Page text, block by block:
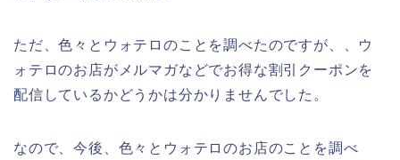
ただ、色々とウォテロのことを調べたのですが、、ウ
ォテロのお店がメルマガなどでお得な割引クーポンを
配信しているかどうかは分かりませんでした。
なので、今後、色々とウォテロのお店のことを調べ